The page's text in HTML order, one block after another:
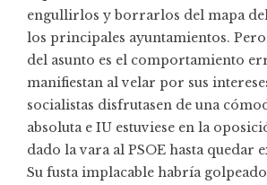
engullirlos y borrarlos del mapa
los principales ayuntamientos.
del asunto es el comportamiento
manifiestan al velar por sus
socialistas disfrutasen de una
absoluta e IU estuviese en la
dado la vara al PSOE hasta quedar
Su fusta implacable habría